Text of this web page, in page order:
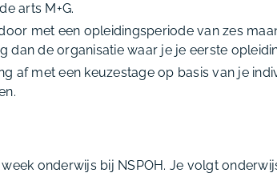
arts M+G.
met een opleidingsperiode van zes
dan de organisatie waar je je eerste
af met een keuzestage op basis van je
onderwijs bij NSPOH. Je volgt